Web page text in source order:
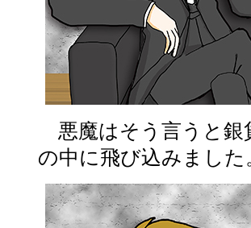
悪魔はそう言うと銀
の中に飛び込みました